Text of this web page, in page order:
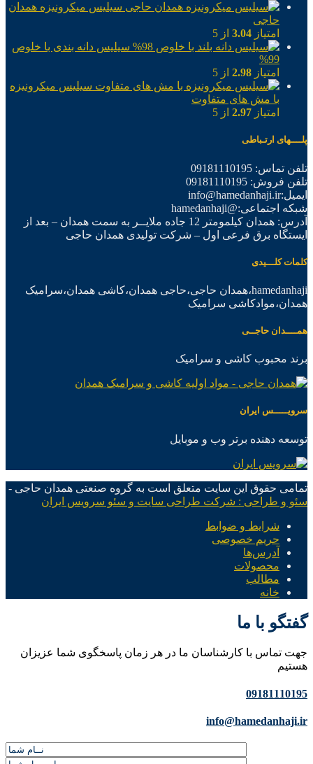
سیلیس میکرونیزه همدان
حاجی
امتیاز 3.04 از 5
سیلیس دانه بندی با خلوص
99%
امتیاز 2.98 از 5
سیلیس میکرونیزه
با مش های متفاوت
امتیاز 2.97 از 5
پلــــهای ارتـباطی
تلفن تماس: 09181110195
تلفن فروش: 09181110195
ایمیل:info@hamedanhaji.ir
شبکه اجتماعی:@hamedanhaji
آدرس: همدان کیلمومتر 12 جاده ملایــر به سمت همدان – بعد از
ایستگاه برق فرعی اول – شرکت تولیدی همدان حاجی
کلمات کلـــیدی
hamedanhaji،همدان حاجی،حاجی همدان،کاشی همدان،سرامیک
همدان،موادکاشی سرامیک
همــــدان حاجــی
برند محبوب کاشی و سرامیک
سرویـــــس ایران
توسعه دهنده برتر وب و موبایل
تمامی حقوق این سایت متعلق است به گروه صنعتی همدان حاجی -
سئو و طراحی : شرکت طراحی سایت و سئو سرویس ایران
شرایط و ضوابط
حریم خصوصی
آدرس‌ها
محصولات
مطالب
خانه
گفتگو با ما
جهت تماس با کارشناسان ما در هر زمان پاسخگوی شما عزیزان
هستیم
09181110195
info@hamedanhaji.ir